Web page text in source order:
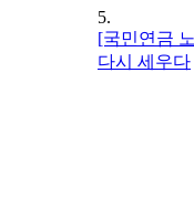
5.
[국민연금
다시 세우다